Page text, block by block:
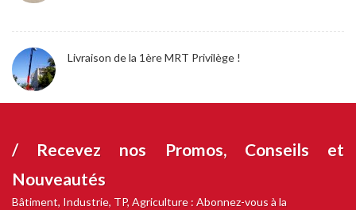
Livraison de la 1ère MRT Privilège !
/ Recevez nos Promos, Conseils et
Nouveautés
Bâtiment, Industrie, TP, Agriculture : Abonnez-vous à la